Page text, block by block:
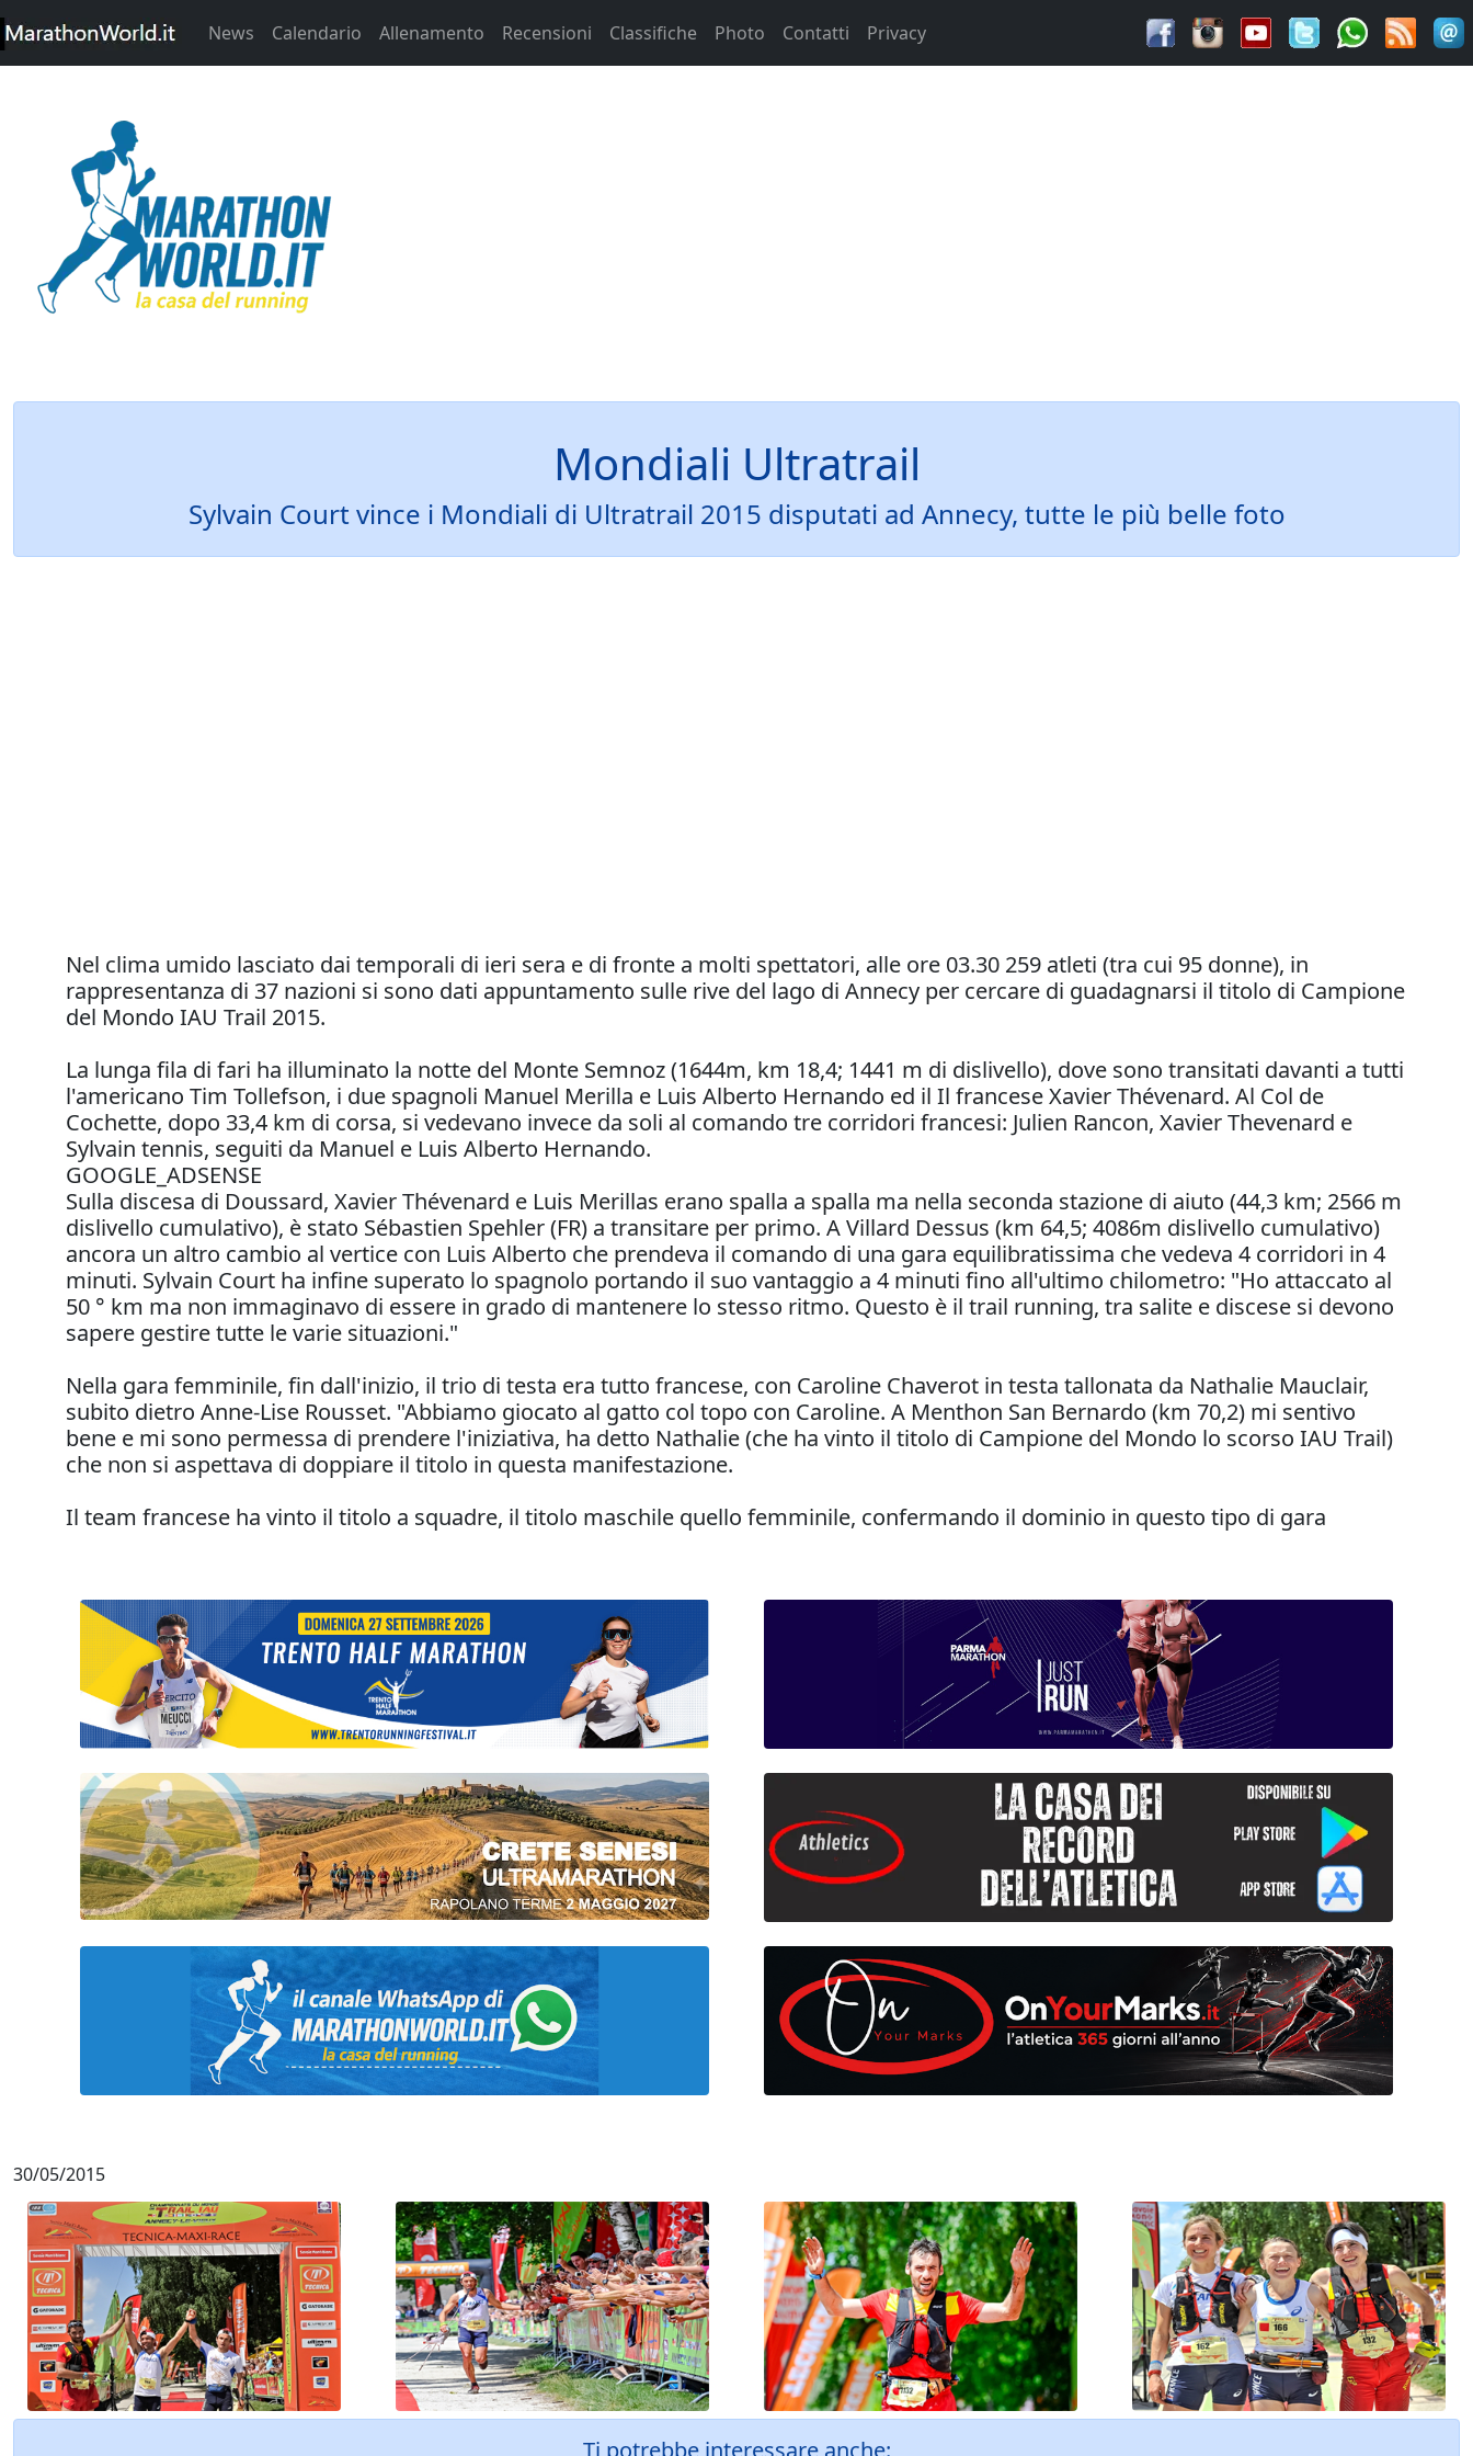
News Calendario Allenamento Recensioni Classifiche Photo Contatti Privacy
Mondiali Ultratrail
Sylvain Court vince i Mondiali di Ultratrail 2015 disputati ad Annecy, tutte le più belle foto
Nel clima umido lasciato dai temporali di ieri sera e di fronte a molti spettatori, alle ore 03.30 259 atleti (tra cui 95 donne), in
rappresentanza di 37 nazioni si sono dati appuntamento sulle rive del lago di Annecy per cercare di guadagnarsi il titolo di Campione
del Mondo IAU Trail 2015.
La lunga fila di fari ha illuminato la notte del Monte Semnoz (1644m, km 18,4; 1441 m di dislivello), dove sono transitati davanti a tutti
l'americano Tim Tollefson, i due spagnoli Manuel Merilla e Luis Alberto Hernando ed il Il francese Xavier Thévenard. Al Col de
Cochette, dopo 33,4 km di corsa, si vedevano invece da soli al comando tre corridori francesi: Julien Rancon, Xavier Thevenard e
Sylvain tennis, seguiti da Manuel e Luis Alberto Hernando.
GOOGLE_ADSENSE
Sulla discesa di Doussard, Xavier Thévenard e Luis Merillas erano spalla a spalla ma nella seconda stazione di aiuto (44,3 km; 2566 m
dislivello cumulativo), è stato Sébastien Spehler (FR) a transitare per primo. A Villard Dessus (km 64,5; 4086m dislivello cumulativo)
ancora un altro cambio al vertice con Luis Alberto che prendeva il comando di una gara equilibratissima che vedeva 4 corridori in 4
minuti. Sylvain Court ha infine superato lo spagnolo portando il suo vantaggio a 4 minuti fino all'ultimo chilometro: "Ho attaccato al
50 ° km ma non immaginavo di essere in grado di mantenere lo stesso ritmo. Questo è il trail running, tra salite e discese si devono
sapere gestire tutte le varie situazioni."
Nella gara femminile, fin dall'inizio, il trio di testa era tutto francese, con Caroline Chaverot in testa tallonata da Nathalie Mauclair,
subito dietro Anne-Lise Rousset. "Abbiamo giocato al gatto col topo con Caroline. A Menthon San Bernardo (km 70,2) mi sentivo
bene e mi sono permessa di prendere l'iniziativa, ha detto Nathalie (che ha vinto il titolo di Campione del Mondo lo scorso IAU Trail)
che non si aspettava di doppiare il titolo in questa manifestazione.
Il team francese ha vinto il titolo a squadre, il titolo maschile quello femminile, confermando il dominio in questo tipo di gara
30/05/2015
Ti potrebbe interessare anche: